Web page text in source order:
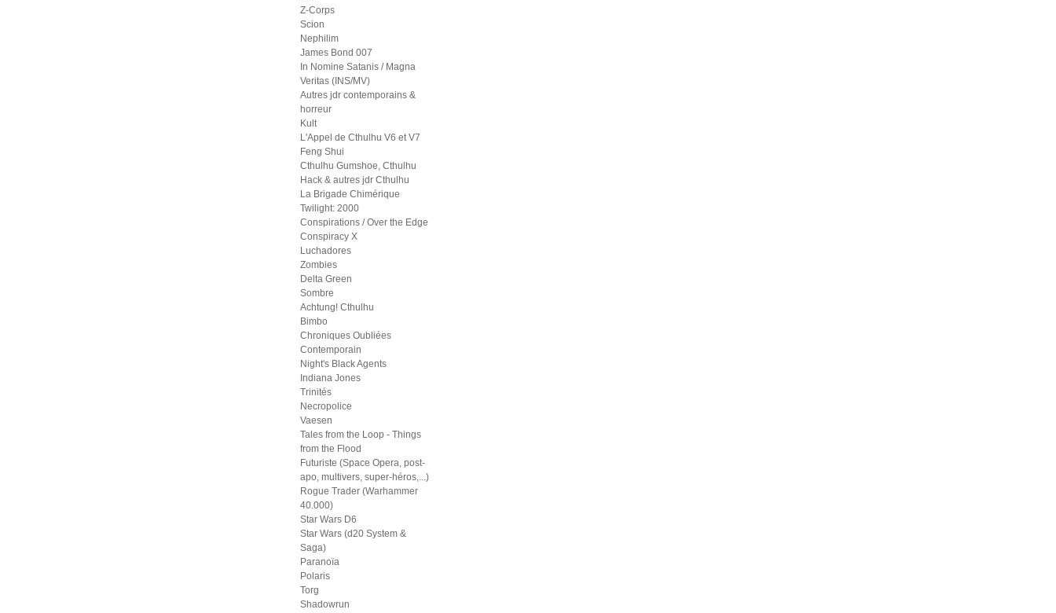
Z-Corps
Scion
Nephilim
James Bond 007
In Nomine Satanis / Magna
Veritas (INS/MV)
Autres jdr contemporains &
horreur
Kult
L'Appel de Cthulhu V6 et V7
Feng Shui
Cthulhu Gumshoe, Cthulhu
Hack & autres jdr Cthulhu
La Brigade Chimérique
Twilight: 2000
Conspirations / Over the Edge
Conspiracy X
Luchadores
Zombies
Delta Green
Sombre
Achtung! Cthulhu
Bimbo
Chroniques Oubliées
Contemporain
Night's Black Agents
Indiana Jones
Trinités
Necropolice
Vaesen
Tales from the Loop - Things
from the Flood
Futuriste (Space Opera, post-
apo, multivers, super-héros,...)
Rogue Trader (Warhammer
40.000)
Star Wars D6
Star Wars (d20 System &
Saga)
Paranoïa
Polaris
Torg
Shadowrun